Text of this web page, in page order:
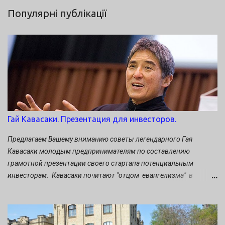
Популярні публікації
Гай Кавасаки. Презентация для инвесторов.
Предлагаем Вашему вниманию советы легендарного Гая
Кавасаки молодым предпринимателям по составлению
грамотной презентации своего стартапа потенциальным
инвесторам. Кавасаки почитают "отцом евангелизма" в
веру (считайте, что чьё-то трепетное прикосновение к айпаду в